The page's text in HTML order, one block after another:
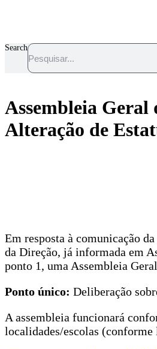
conteúdo
Search
Assembleia Geral
Alteração de
Em resposta à comunicação
da Direção, já informada em
ponto 1, uma Assembleia
Ponto único: Deliberação
A assembleia funcionará
localidades/escolas